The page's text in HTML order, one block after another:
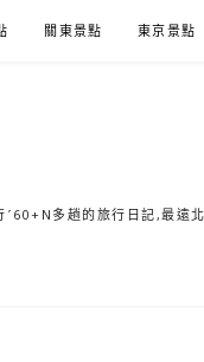
關東景點 東京景點
ˊ60+N多趟的旅行日記,最